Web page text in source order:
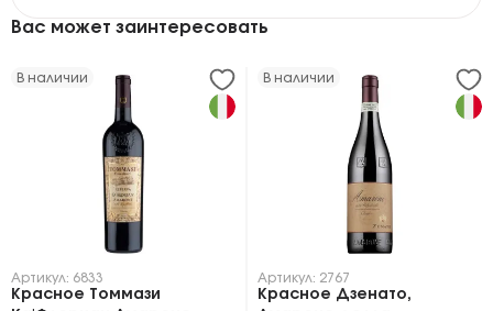
Вас может заинтересовать
В наличии
Артикул: 6833
Красное Томмази
В наличии
Артикул: 2767
Красное Дзенато,